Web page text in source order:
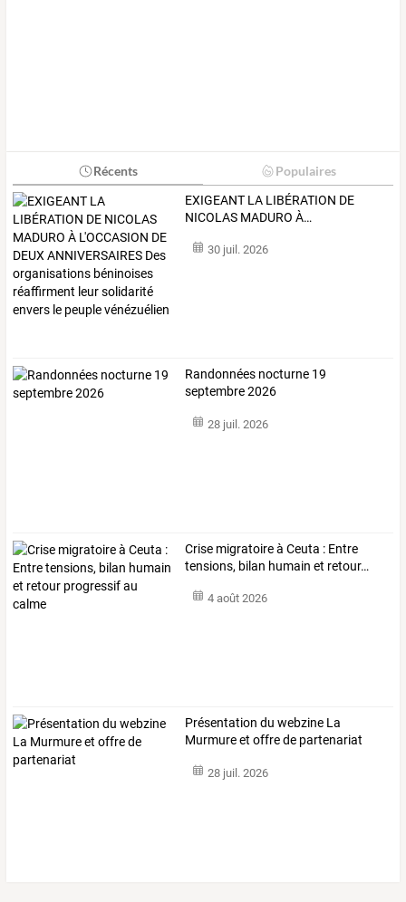
Récents Populaires
EXIGEANT LA LIBÉRATION DE
NICOLAS MADURO À…
30 juil. 2026
Randonnées nocturne 19
septembre 2026
28 juil. 2026
Crise migratoireà Ceuta : Entre
tensions, bilan humain et retour…
4 août 2026
Présentation du webzine La
Murmure et offre de partenariat
28 juil. 2026